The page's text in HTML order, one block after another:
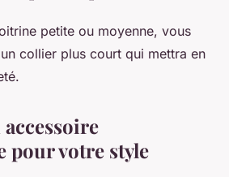
petite ou moyenne, vous
collier plus court qui mettra en
pour votre style